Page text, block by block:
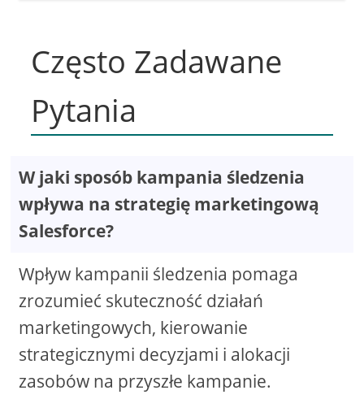
Często Zadawane
Pytania
W jaki sposób kampania śledzenia
wpływa na strategię marketingową
Salesforce?
Wpływ kampanii śledzenia pomaga
zrozumieć skuteczność działań
marketingowych, kierowanie
strategicznymi decyzjami i alokacji
zasobów na przyszłe kampanie.